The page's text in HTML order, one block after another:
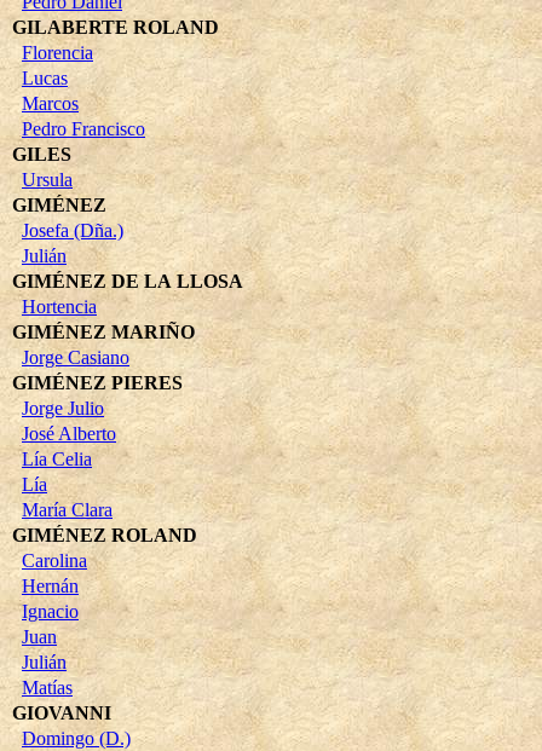
GILABERTE ROLAND
Florencia
Lucas
Marcos
Pedro Francisco
GILES
Ursula
GIMÉNEZ
Josefa (Dña.)
Julián
GIMÉNEZ DE LA LLOSA
Hortencia
GIMÉNEZ MARIÑO
Jorge Casiano
GIMÉNEZ PIERES
Jorge Julio
José Alberto
Lía Celia
Lía
María Clara
GIMÉNEZ ROLAND
Carolina
Hernán
Ignacio
Juan
Julián
Matías
GIOVANNI
Domingo (D.)